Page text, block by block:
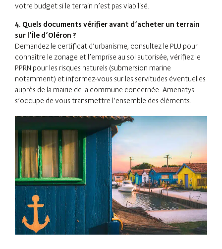
votre budget si le terrain n’est pas viabilisé.
4. Quels documents vérifier avant d’acheter un terrain
sur l’Île d’Oléron ?
Demandez le certificat d’urbanisme, consultez le PLU pour
connaître le zonage et l’emprise au sol autorisée, vérifiez le
PPRN pour les risques naturels (submersion marine
notamment) et informez-vous sur les servitudes éventuelles
auprès de la mairie de la commune concernée. Amenatys
s’occupe de vous transmettre l’ensemble des éléments.